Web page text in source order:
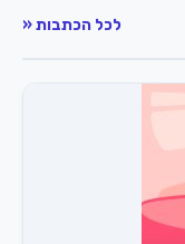
לכל הכתבות «